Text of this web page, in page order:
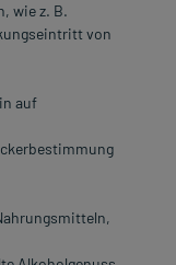
wie z. B.
von
auf